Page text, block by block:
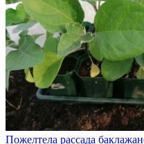
Пожелтела рассада